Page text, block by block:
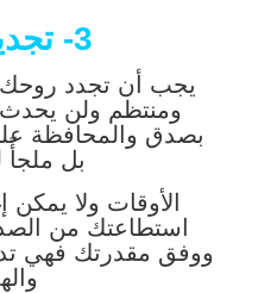
3- تجديد الروح
يجب أن تجدد
ومنتظم ولن يحدث
بصدق والمحافظة
بل
الأوقات ولا
استطاعتك من
ووفق مقدرتك فهي